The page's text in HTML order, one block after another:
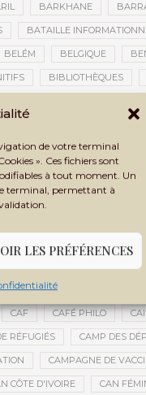
de votre terminal
». Ces fichiers sont
à tout moment. Un
terminal, permettant à
LES PRÉFÉRENCES
BARKHANE
BATAILLE
BELÉM BELGIQUE
BIBLIOTHÈQUES
ARTISTIQUE ET
BIENNALE DE
BILAN HUMAIN BINTOU
BLESSÉS BLESSÉS DE
BOKO HARAM
BOURSES
BRIGADE MOBILE
DU VÉRIFICATEUR GÉNÉRAL
CAF CAFÉ PHILO
RÉFUGIÉS CAMP DES
CAMPAGNE DE
CÔTE D'IVOIRE CAN